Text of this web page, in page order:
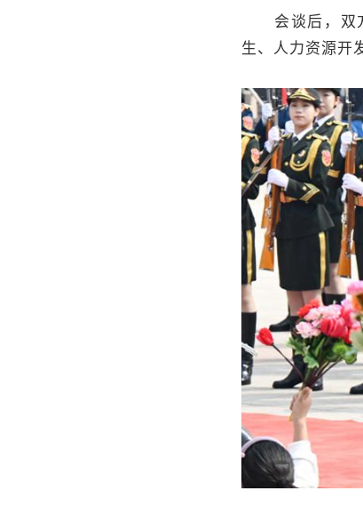
会谈后，双方
生、人力资源开